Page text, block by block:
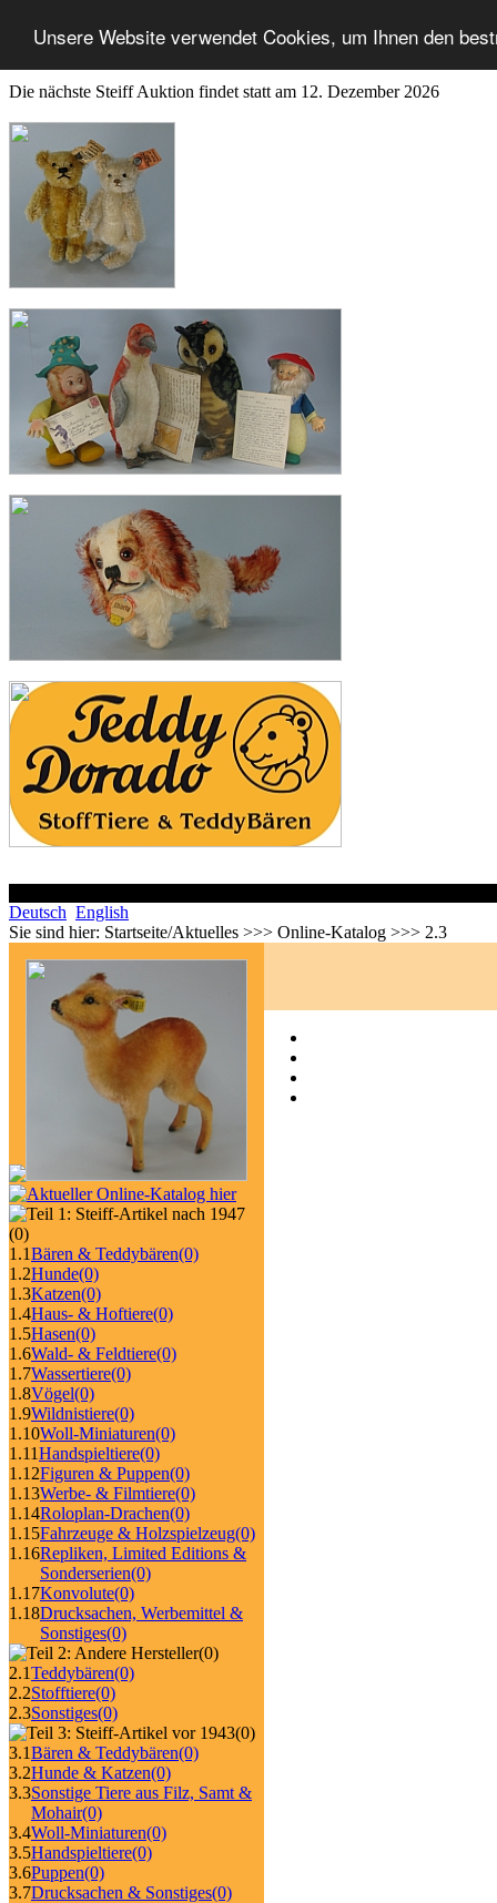
Unsere Website verwendet Cookies, um Ihnen den
Die nächste Steiff Auktion findet statt am 12. Dezember 2026
Deutsch English
Sie sind hier: Startseite/Aktuelles >>> Online-Katalog >>> 2.3
(0)
1.1Bären & Teddybären(0)
1.2Hunde(0)
1.3Katzen(0)
1.4Haus- & Hoftiere(0)
1.5Hasen(0)
1.6Wald- & Feldtiere(0)
1.7Wassertiere(0)
1.8Vögel(0)
1.9Wildnistiere(0)
1.10Woll-Miniaturen(0)
1.11Handspieltiere(0)
1.12Figuren & Puppen(0)
1.13Werbe- & Filmtiere(0)
1.14Roloplan-Drachen(0)
1.15Fahrzeuge & Holzspielzeug(0)
1.16Repliken, Limited Editions &
Sonderserien(0)
1.17Konvolute(0)
1.18Drucksachen, Werbemittel &
Sonstiges(0)
(0)
2.1Teddybären(0)
2.2Stofftiere(0)
2.3Sonstiges(0)
(0)
3.1Bären & Teddybären(0)
3.2Hunde & Katzen(0)
3.3Sonstige Tiere aus Filz, Samt &
Mohair(0)
3.4Woll-Miniaturen(0)
3.5Handspieltiere(0)
3.6Puppen(0)
3.7Drucksachen & Sonstiges(0)